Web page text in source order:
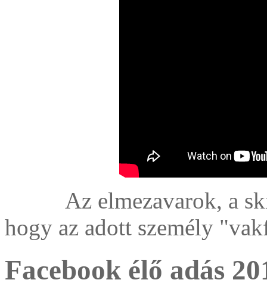
Az elmezavarok, a
hogy az adott személy
Facebook élő adás